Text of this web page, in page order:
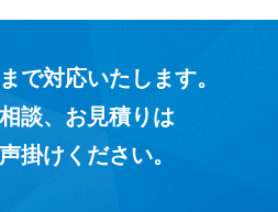
で対応いたします。
談、お見積りは
掛けください。